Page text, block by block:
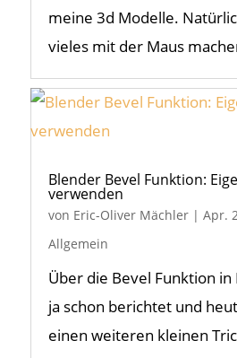
meine 3d Modelle.
vieles mit der Maus
Blender Bevel Funktion:
verwenden
von Eric-Oliver Mächler| Apr.
Allgemein
Über die Bevel Funktion
ja schon berichtet und
einen weiteren kleinen